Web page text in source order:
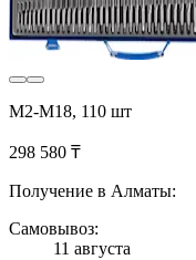
М2-М18, 110 шт
298 580 ₸
Получение в Алматы:
Самовывоз:
11 августа